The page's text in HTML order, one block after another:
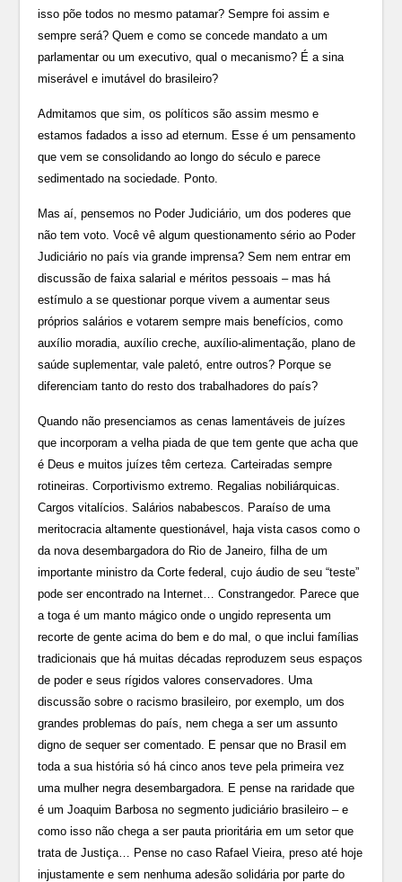
isso põe todos no mesmo patamar? Sempre foi assim e
sempre será? Quem e como se concede mandato a um
parlamentar ou um executivo, qual o mecanismo? É a sina
miserável e imutável do brasileiro?
Admitamos que sim, os políticos são assim mesmo e
estamos fadados a isso ad eternum. Esse é um pensamento
que vem se consolidando ao longo do século e parece
sedimentado na sociedade. Ponto.
Mas aí, pensemos no Poder Judiciário, um dos poderes que
não tem voto. Você vê algum questionamento sério ao Poder
Judiciário no país via grande imprensa? Sem nem entrar em
discussão de faixa salarial e méritos pessoais – mas há
estímulo a se questionar porque vivem a aumentar seus
próprios salários e votarem sempre mais benefícios, como
auxílio moradia, auxílio creche, auxílio-alimentação, plano de
saúde suplementar, vale paletó, entre outros? Porque se
diferenciam tanto do resto dos trabalhadores do país?
Quando não presenciamos as cenas lamentáveis de juízes
que incorporam a velha piada de que tem gente que acha que
é Deus e muitos juízes têm certeza. Carteiradas sempre
rotineiras. Corportivismo extremo. Regalias nobiliárquicas.
Cargos vitalícios. Salários nababescos. Paraíso de uma
meritocracia altamente questionável, haja vista casos como o
da nova desembargadora do Rio de Janeiro, filha de um
importante ministro da Corte federal, cujo áudio de seu “teste”
pode ser encontrado na Internet… Constrangedor. Parece que
a toga é um manto mágico onde o ungido representa um
recorte de gente acima do bem e do mal, o que inclui famílias
tradicionais que há muitas décadas reproduzem seus espaços
de poder e seus rígidos valores conservadores. Uma
discussão sobre o racismo brasileiro, por exemplo, um dos
grandes problemas do país, nem chega a ser um assunto
digno de sequer ser comentado. E pensar que no Brasil em
toda a sua história só há cinco anos teve pela primeira vez
uma mulher negra desembargadora. E pense na raridade que
é um Joaquim Barbosa no segmento judiciário brasileiro – e
como isso não chega a ser pauta prioritária em um setor que
trata de Justiça… Pense no caso Rafael Vieira, preso até hoje
injustamente e sem nenhuma adesão solidária por parte do